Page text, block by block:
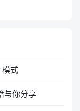
模式
与你分享